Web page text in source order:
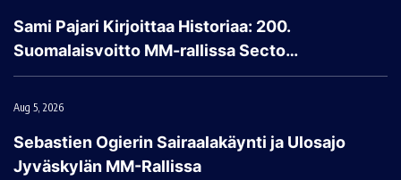
Sami Pajari Kirjoittaa Historiaa: 200.
Suomalaisvoitto MM-rallissa Secto…
Aug 5, 2026
Sebastien Ogierin Sairaalakäynti ja Ulosajo
Jyväskylän MM-Rallissa